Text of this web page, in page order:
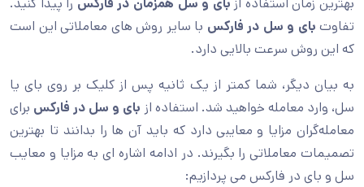
تفاوت بای و سل در فارکس با سایر روش های معاملاتی این است
که این روش سرعت بالایی دارد.
به بیان دیگر، شما کمتر از یک ثانیه پس از کلیک بر روی بای یا
سل، وارد معامله خواهید شد. استفاده از بای و سل در فارکس برای
معامله‌گران مزایا و معایبی دارد که باید آن ها را بدانند تا بهترین
تصمیمات معاملاتی را بگیرند. در ادامه اشاره ای به مزایا و معایب
سل و بای در فارکس می پردازیم: